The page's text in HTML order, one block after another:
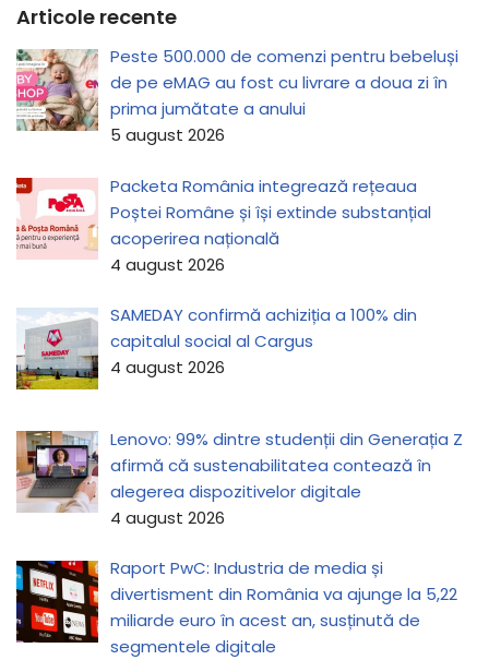
Articole recente
Peste 500.000 de comenzi pentru bebeluși
de pe eMAG au fost cu livrare a doua zi în
prima jumătate a anului
5 august 2026
Packeta România integrează rețeaua
Poștei Române și își extinde substanțial
acoperirea națională
4 august 2026
SAMEDAY confirmă achiziția a 100% din
capitalul social al Cargus
4 august 2026
Lenovo: 99% dintre studenții din Generația Z
afirmă că sustenabilitatea contează în
alegerea dispozitivelor digitale
4 august 2026
Raport PwC: Industria de media și
divertisment din România va ajunge la 5,22
miliarde euro în acest an, susținută de
segmentele digitale